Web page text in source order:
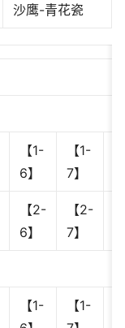
沙鹰-青花瓷
【1-
6】
【1-
7】
【2-
6】
【2-
7】
【1-
【1-